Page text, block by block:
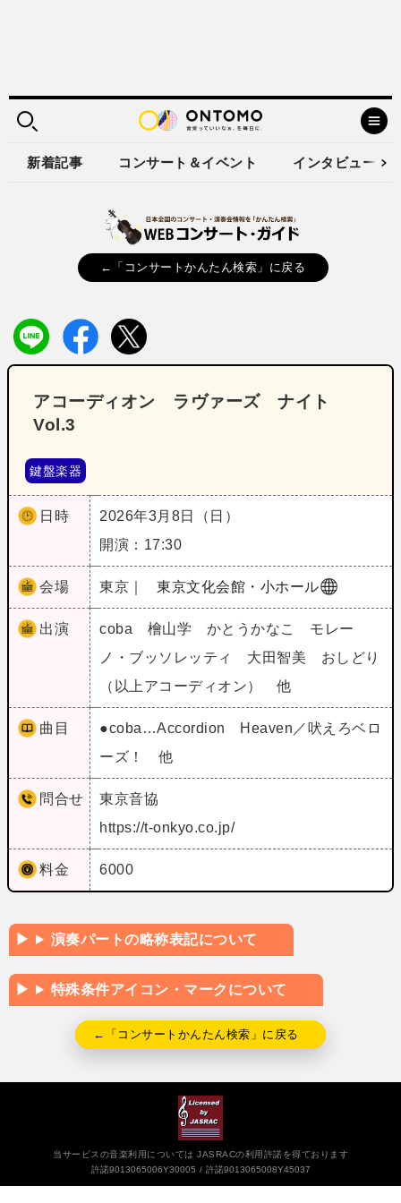
新着記事 コンサート＆イベント インタビュー
←「コンサートかんたん検索」に戻る
アコーディオン ラヴァーズ ナイト
Vol.3
鍵盤楽器
日時
2026年3月8日（日）
開演：17:30
会場 東京｜ 東京文化会館・小ホール
出演
coba 檜山学 かとうかなこ モレー
ノ・ブッソレッティ 大田智美 おしどり
（以上アコーディオン） 他
曲目
●coba…Accordion Heaven／吠えろベロ
ーズ！ 他
問合せ
東京音協
https://t-onkyo.co.jp/
料金 6000
演奏パートの略称表記について
特殊条件アイコン・マークについて
←「コンサートかんたん検索」に戻る
当サービスの音楽利用については JASRACの利用許諾を得ております
許諾9013065006Y30005
許諾9013065008Y45037